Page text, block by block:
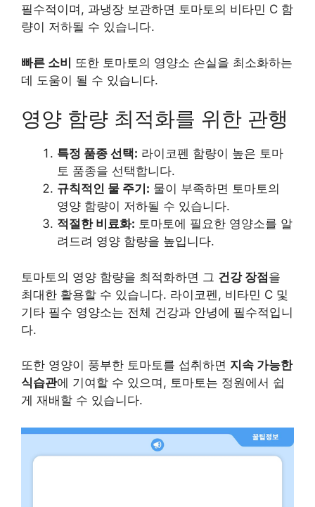
필수적이며, 과냉장 보관하면 토마토의 비타민 C 함
량이 저하될 수 있습니다.
빠른 소비 또한 토마토의 영양소 손실을 최소화하는
데 도움이 될 수 있습니다.
영양 함량 최적화를 위한 관행
특정 품종 선택: 라이코펜 함량이 높은 토마
토 품종을 선택합니다.
규칙적인 물 주기: 물이 부족하면 토마토의
영양 함량이 저하될 수 있습니다.
적절한 비료화: 토마토에 필요한 영양소를 알
려드려 영양 함량을 높입니다.
토마토의 영양 함량을 최적화하면 그 건강 장점을
최대한 활용할 수 있습니다. 라이코펜, 비타민 C 및
기타 필수 영양소는 전체 건강과 안녕에 필수적입니
다.
또한 영양이 풍부한 토마토를 섭취하면 지속 가능한
식습관에 기여할 수 있으며, 토마토는 정원에서 쉽
게 재배할 수 있습니다.